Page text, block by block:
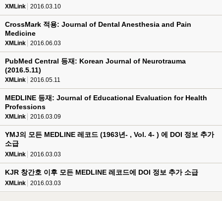
XMLink 2016.03.10
CrossMark 적용: Journal of Dental Anesthesia and Pain
Medicine
XMLink 2016.06.03
PubMed Central 등재: Korean Journal of Neurotrauma
(2016.5.11)
XMLink 2016.05.11
MEDLINE 등재: Journal of Educational Evaluation for Health
Professions
XMLink 2016.03.09
YMJ의 모든 MEDLINE 레코드 (1963년- , Vol. 4- ) 에 DOI 정보 추가
소급
XMLink 2016.03.03
KJR 창간호 이후 모든 MEDLINE 레코드에 DOI 정보 추가 소급
XMLink 2016.03.03